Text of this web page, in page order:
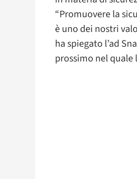
“Promuovere la
è uno dei nostri
ha spiegato l’ad
prossimo nel quale